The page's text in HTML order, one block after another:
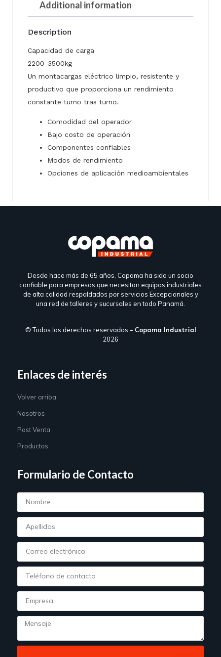
Additional information
Description
Capacidad de carga
2200-3500kg
Un montacargas eléctrico limpio, resistente y
productivo que proporciona un rendimiento
constante turno tras turno.
Comodidad del operador
Bajo costo de operación
Componentes confiables
Modos de rendimiento
Opciones de aplicación medioambientales
Desde hace más de 65 años, Copama ha sido un socio
confiable para empresas que necesitan equipos industriales
de alta calidad respaldados por servicios Excepcionales y
una red de talleres y sucursales en todo Panamá.
© Todos los derechos reservados – Copama Industrial
2026
Enlaces de interés
Volver arriba
Nosotros
Post Venta
Productos
Formulario de Contacto